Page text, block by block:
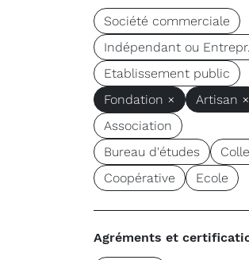
Société commerciale
Indépendant ou
Etablissement public
Fondation ×
Artisan ×
Association
Bureau d'études
Coopérative
Ecole
Agréments et